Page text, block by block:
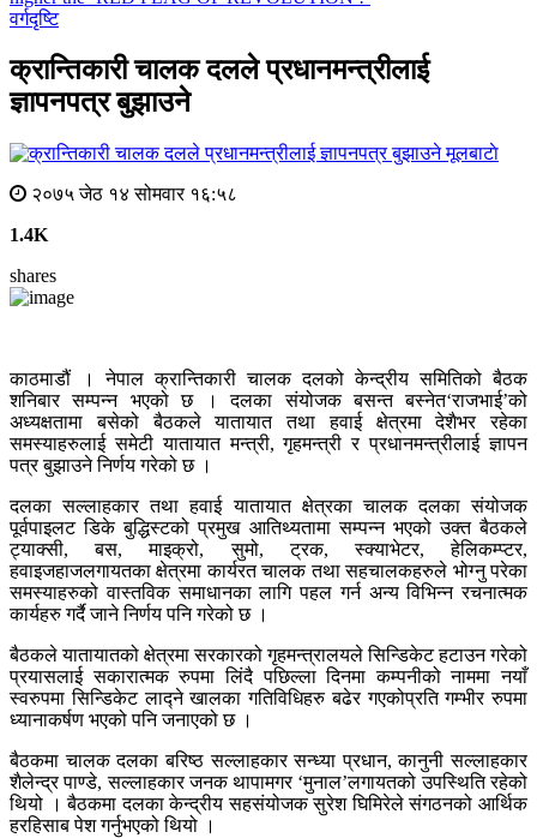
वर्गदृष्टि
क्रान्तिकारी चालक दलले प्रधानमन्त्रीलाई
ज्ञापनपत्र बुझाउने
मूलबाटाे
२०७५ जेठ १४ सोमवार १६:५८
1.4K
shares
काठमाडौं । नेपाल क्रान्तिकारी चालक दलको केन्द्रीय समितिको बैठक
शनिबार सम्पन्न भएको छ । दलका संयोजक बसन्त बस्नेत‘राजभाई’को
अध्यक्षतामा बसेको बैठकले यातायात तथा हवाई क्षेत्रमा देशैभर रहेका
समस्याहरुलाई समेटी यातायात मन्त्री, गृहमन्त्री र प्रधानमन्त्रीलाई ज्ञापन
पत्र बुझाउने निर्णय गरेको छ ।
दलका सल्लाहकार तथा हवाई यातायात क्षेत्रका चालक दलका संयोजक
पूर्वपाइलट डिके बुद्धिस्टको प्रमुख आतिथ्यतामा सम्पन्न भएको उक्त बैठकले
ट्याक्सी, बस, माइक्रो, सुमो, ट्रक, स्क्याभेटर, हेलिकम्प्टर,
हवाइजहाजलगायतका क्षेत्रमा कार्यरत चालक तथा सहचालकहरुले भोग्नु परेका
समस्याहरुको वास्तविक समाधानका लागि पहल गर्न अन्य विभिन्न रचनात्मक
कार्यहरु गर्दै जाने निर्णय पनि गरेको छ ।
बैठकले यातायातको क्षेत्रमा सरकारको गृहमन्त्रालयले सिन्डिकेट हटाउन गरेको
प्रयासलाई सकारात्मक रुपमा लिंदै पछिल्ला दिनमा कम्पनीको नाममा नयाँ
स्वरुपमा सिन्डिकेट लाद्ने खालका गतिविधिहरु बढेर गएकोप्रति गम्भीर रुपमा
ध्यानाकर्षण भएको पनि जनाएको छ ।
बैठकमा चालक दलका बरिष्ठ सल्लाहकार सन्ध्या प्रधान, कानुनी सल्लाहकार
शैलेन्द्र पाण्डे, सल्लाहकार जनक थापामगर ‘मुनाल’लगायतको उपस्थिति रहेको
थियो । बैठकमा दलका केन्द्रीय सहसंयोजक सुरेश घिमिरेले संगठनको आर्थिक
हरहिसाब पेश गर्नुभएको थियो ।